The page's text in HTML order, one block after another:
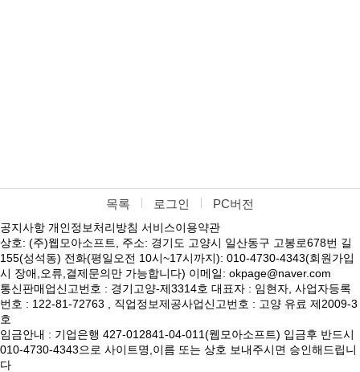
목록 로그인 PC버전
공지사항 개인정보처리방침 서비스이용약관
상호: (주)웹모아소프트, 주소: 경기도 고양시 일산동구 고봉로678번 길
155(성석동) 전화(평일오전 10시~17시까지): 010-4730-4343(회원가입
시 장애,오류,결제문의만 가능합니다) 이메일: okpage@naver.com
통신판매업신고번호 : 경기고양-제3314호 대표자 : 임현자, 사업자등록
번호 : 122-81-72763 , 직업정보제공사업신고번호 : 고양 유료 제2009-3
호
임금안내 : 기업은행 427-012841-04-011(웹모아소프트) 입금후 반드시
010-4730-4343으로 사이트명,이름 또는 상호 보내주시면 승인해드립니
다